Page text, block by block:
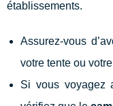
établissements.
Assurez-vous
votre tente ou
Si vous voyagez